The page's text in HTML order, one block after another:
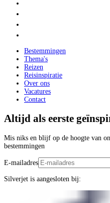
Bestemmingen
Thema's
Reizen
Reisinspiratie
Over ons
Vacatures
Contact
Altijd als eerste
Mis niks en blijf op de hoogte van
bestemmingen
E-mailadres
Silverjet is aangesloten bij: